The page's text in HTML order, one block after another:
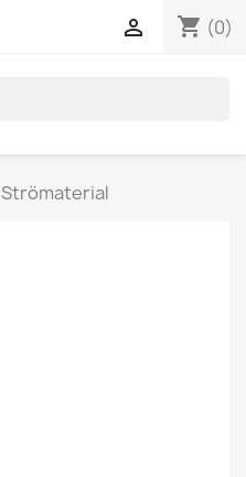
shopping_cart (0)

Strömaterial